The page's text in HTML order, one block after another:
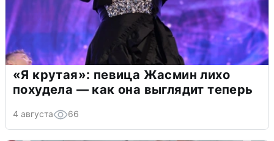
«Я крутая»: певица Жасмин лихо
похудела — как она выглядит теперь
4 августа 66